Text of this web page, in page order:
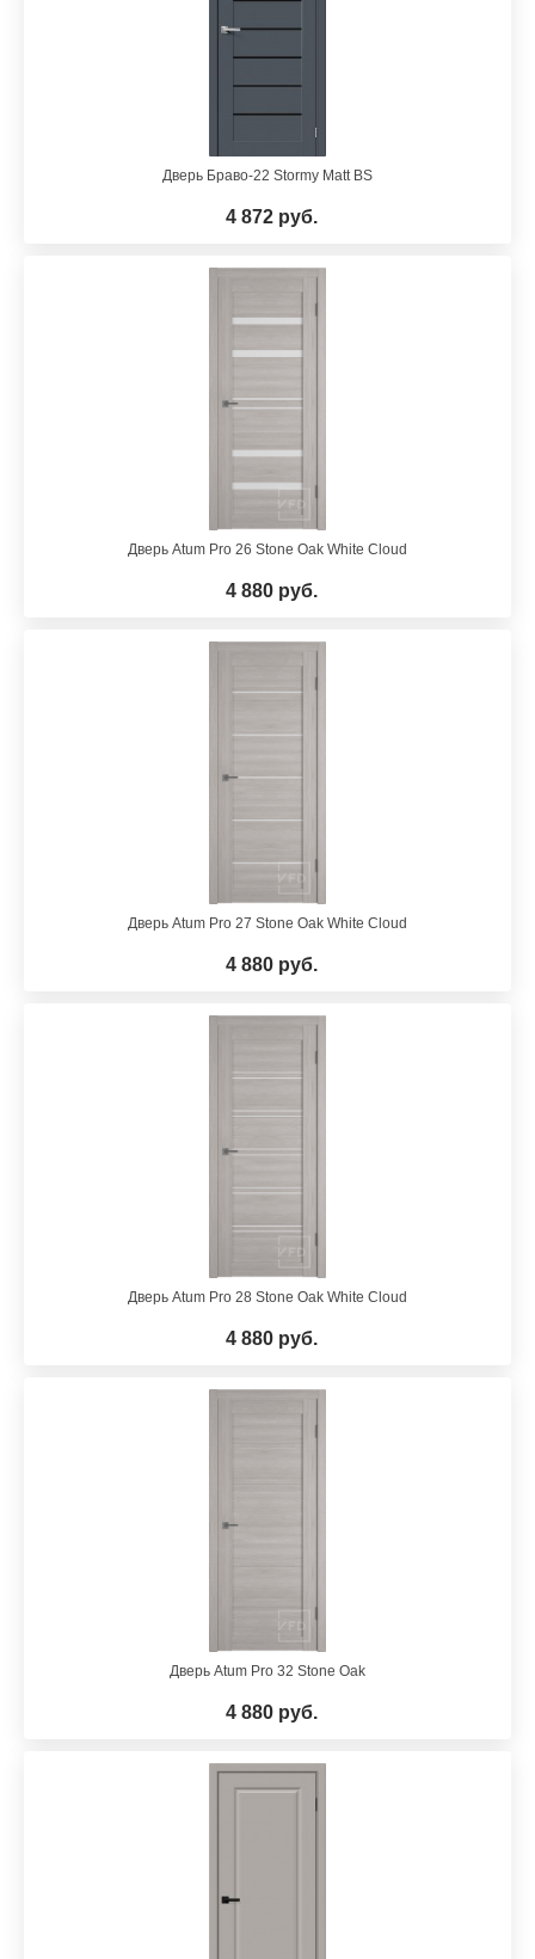
Дверь Браво-22 Stormy Matt BS
4 872 руб.
Дверь Atum Pro 26 Stone Oak White Cloud
4 880 руб.
Дверь Atum Pro 27 Stone Oak White Cloud
4 880 руб.
Дверь Atum Pro 28 Stone Oak White Cloud
4 880 руб.
Дверь Atum Pro 32 Stone Oak
4 880 руб.